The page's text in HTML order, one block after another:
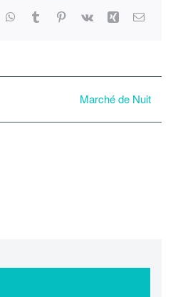
WhatsApp
TumblrPinterest
Vk Xing Email
Marché de Nuit